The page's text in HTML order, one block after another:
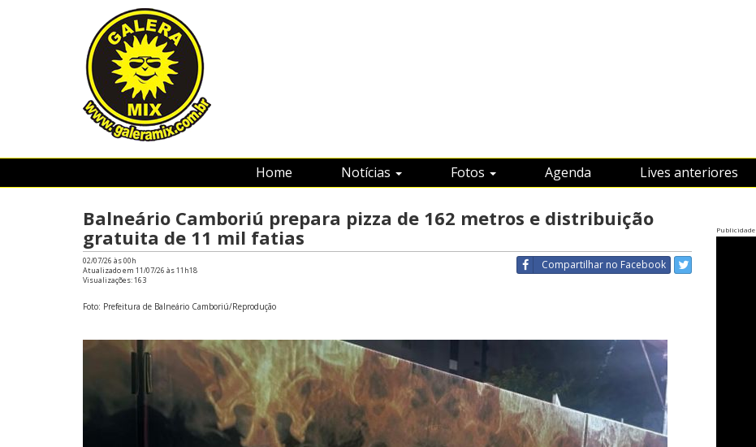
Home Notícias Fotos Agenda Lives anteriores
Balneário Camboriú prepara pizza de 162 metros e distribuição
gratuita de 11 mil fatias
Compartilhar no Facebook
02/07/26 às 00h
Atualizado em 11/07/26 às 11h18
Visualizações:163
Foto: Prefeitura de Balneário Camboriú/Reprodução
Publicidade